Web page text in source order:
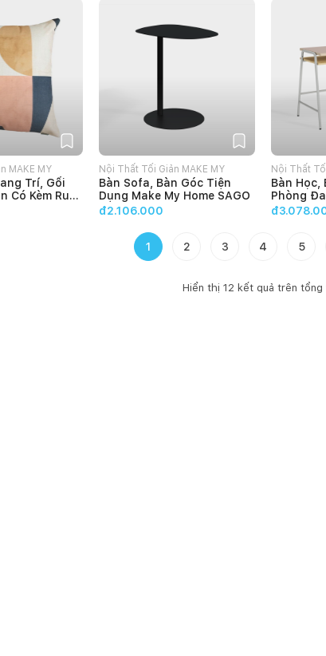
MAKE MY
Trí, Gối
Có Kèm Ruột
PIECE 14
Nội Thất Tối Giản MAKE MY
HOME
Bàn Sofa, Bàn Góc Tiện
Dụng Make My Home SAGO
đ2.106.000
Nội Thất
HOME
Bàn Học,
Phòng
Make My
1 2 3 4 5
Hiển thị 12 kết quả trên tổng